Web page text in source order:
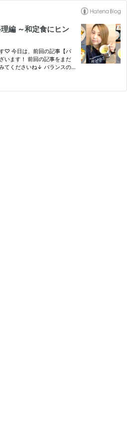
編 ～和定食にヒン
♡ 今日は、前回の記事【バ
います！ 前回の記事をまだ
てくださいね↓ バランスの
事にある【必要な栄養素と